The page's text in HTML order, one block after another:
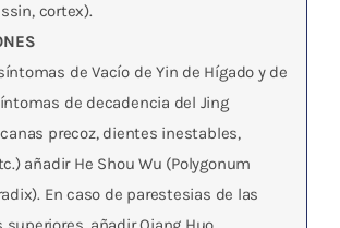
cortex).
de Vacío de Yin de Hígado y de
de decadencia del Jing
precoz, dientes inestables,
añadir He Shou Wu (Polygonum
En caso de parestesias de las